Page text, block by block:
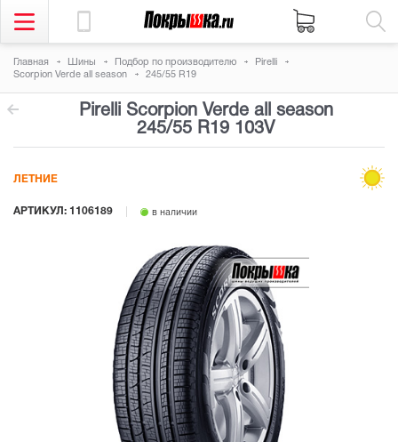
Главная Шины Подбор по производителю
Pirelli
Scorpion Verde all season
245/55 R19
Pirelli Scorpion Verde all season
245/55 R19 103V
АРТИКУЛ: 1106189 в наличии
ЛЕТНИЕ